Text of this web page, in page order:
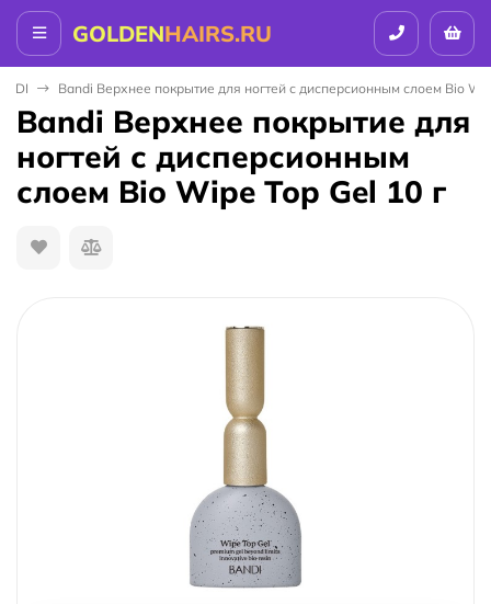
GOLDENHAIRS.RU
Bandi Верхнее покрытие для ногтей с дисперсионным слоем Bio
Bandi Верхнее покрытие для
ногтей с дисперсионным
слоем Bio Wipe Top Gel 10 г